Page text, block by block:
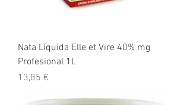
Nata Líquida Elle et Vire 40% mg
Profesional 1L
Precio
13,85 €